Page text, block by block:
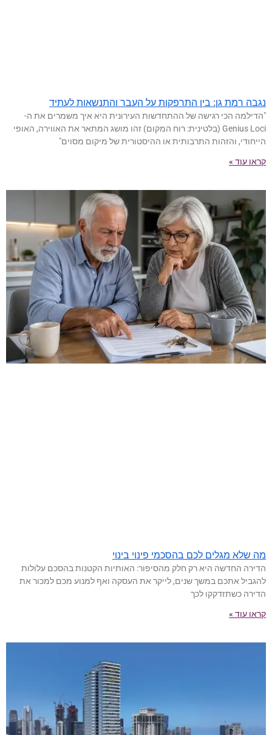
נגבה רמת גן: בין התרפקות על העבר והתנשאות לעתיד
"הדילמה הכי רגישה של ההתחדשות העירונית היא איך משמרים את ה-
Genius Loci (בלטינית: רוח המקום) זהו מושג המתאר את האווירה, האופי
הייחודי, והזהות התרבותית או ההיסטורית של מיקום מסוים"
קראו עוד »
מה שלא מגלים לכם בהסכמי פינוי בינוי
הדירה החדשה היא רק חלק מהסיפור: האותיות הקטנות בהסכם עלולות
להגביל אתכם במשך שנים, לייקר את העסקה ואף למנוע מכם למכור את
הדירה כשתזדקקו לכך
קראו עוד »